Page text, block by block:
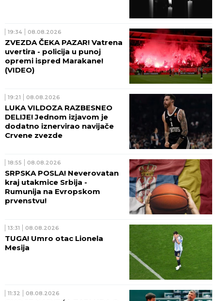
19:34 08.08.2026
ZVEZDA ČEKA PAZAR! Vatrena
uvertira - policija u punoj
opremi ispred Marakane!
(VIDEO)
19:21 08.08.2026
LUKA VILDOZA RAZBESNEO
DELIJE! Jednom izjavom je
dodatno iznervirao navijače
Crvene zvezde
18:55 08.08.2026
SRPSKA POSLA! Neverovatan
kraj utakmice Srbija -
Rumunija na Evropskom
prvenstvu!
13:31 08.08.2026
TUGA! Umro otac Lionela
Mesija
11:32 08.08.2026